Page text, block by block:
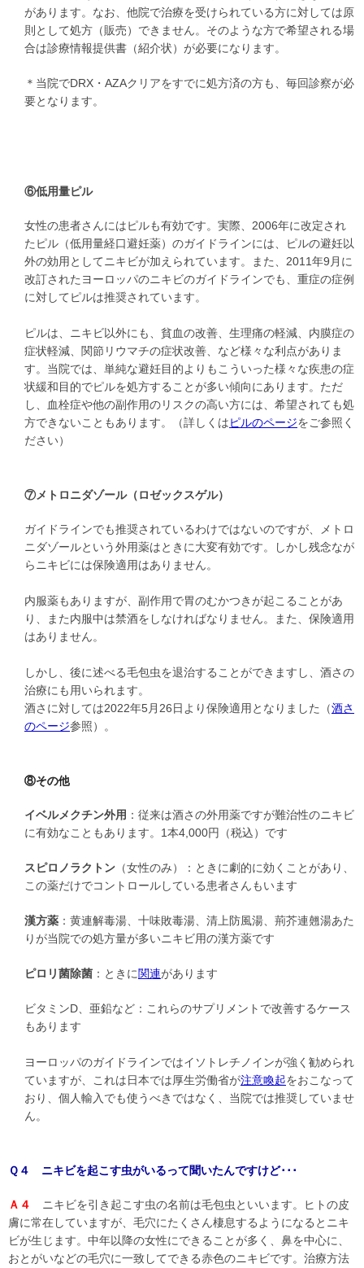
があります。なお、他院で治療を受けられている方に対しては原
則として処方（販売）できません。そのような方で希望される場
合は診療情報提供書（紹介状）が必要になります。
＊当院でDRX・AZAクリアをすでに処方済の方も、毎回診察が必
要となります。
⑥低用量ピル
女性の患者さんにはピルも有効です。実際、2006年に改定され
たピル（低用量経口避妊薬）のガイドラインには、ピルの避妊以
外の効用としてニキビが加えられています。また、2011年9月に
改訂されたヨーロッパのニキビのガイドラインでも、重症の症例
に対してピルは推奨されています。
ピルは、ニキビ以外にも、貧血の改善、生理痛の軽減、内膜症の
症状軽減、関節リウマチの症状改善、など様々な利点がありま
す。当院では、単純な避妊目的よりもこういった様々な疾患の症
状緩和目的でピルを処方することが多い傾向にあります。ただ
し、血栓症や他の副作用のリスクの高い方には、希望されても処
方できないこともあります。（詳しくはピルのページをご参照く
ださい）
⑦メトロニダゾール（ロゼックスゲル）
ガイドラインでも推奨されているわけではないのですが、メトロ
ニダゾールという外用薬はときに大変有効です。しかし残念なが
らニキビには保険適用はありません。
内服薬もありますが、副作用で胃のむかつきが起こることがあ
り、また内服中は禁酒をしなければなりません。また、保険適用
はありません。
しかし、後に述べる毛包虫を退治することができますし、酒さの
治療にも用いられます。
酒さに対しては2022年5月26日より保険適用となりました（酒さ
のページ参照）。
⑧その他
イベルメクチン外用 ：従来は酒さの外用薬ですが難治性のニキビ
に有効なこともあります。1本4,000円（税込）です
スピロノラクトン （女性のみ）：ときに劇的に効くことがあり、
この薬だけでコントロールしている患者さんもいます
漢方薬 ：黄連解毒湯、十味敗毒湯、清上防風湯、荊芥連翹湯あた
りが当院での処方量が多いニキビ用の漢方薬です
ピロリ菌除菌 ：ときに関連があります
ビタミンD、亜鉛など：これらのサプリメントで改善するケース
もあります
ヨーロッパのガイドラインではイソトレチノインが強く勧められ
ていますが、これは日本では厚生労働省が注意喚起をおこなって
おり、個人輸入でも使うべきではなく、当院では推奨していませ
ん。
Ｑ４ ニキビを起こす虫がいるって聞いたんですけど･･･
Ａ４
ニキビを引き起こす虫の名前は毛包虫といいます。ヒトの皮
膚に常在していますが、毛穴にたくさん棲息するようになるとニキ
ビが生じます。中年以降の女性にできることが多く、鼻を中心に、
おとがいなどの毛穴に一致してできる赤色のニキビです。治療方法